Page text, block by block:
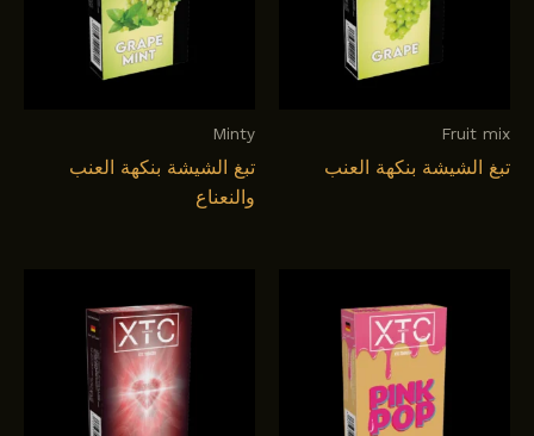
Fruit mix
تبغ الشيشة بنكهة العنب
Minty
تبغ الشيشة بنكهة العنب
والنعناع